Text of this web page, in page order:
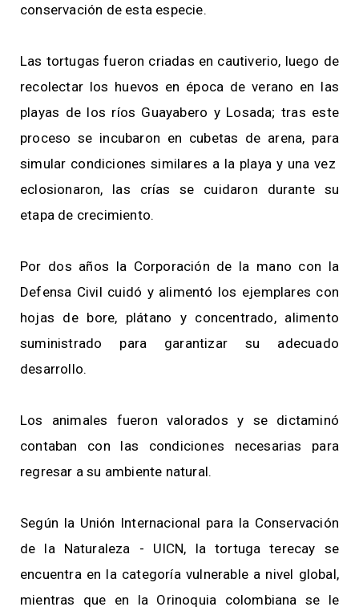
conservación de esta especie.
Las tortugas fueron criadas en cautiverio, luego de
recolectar los huevos en época de verano en las
playas de los ríos Guayabero y Losada; tras este
proceso se incubaron en cubetas de arena, para
simular condiciones similares a la playa y una vez
eclosionaron, las crías se cuidaron durante su
etapa de crecimiento.
Por dos años la Corporación de la mano con la
Defensa Civil cuidó y alimentó los ejemplares con
hojas de bore, plátano y concentrado, alimento
suministrado para garantizar su adecuado
desarrollo.
Los animales fueron valorados y se dictaminó
contaban con las condiciones necesarias para
regresar a su ambiente natural.
Según la Unión Internacional para la Conservación
de la Naturaleza - UICN, la tortuga terecay se
encuentra en la categoría vulnerable a nivel global,
mientras que en la Orinoquia colombiana se le